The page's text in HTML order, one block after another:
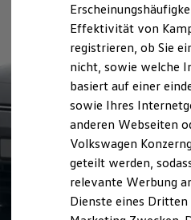
Batterie
Sicherheit
Garantie und
Nachhaltigkeit
Technologie
Kosten und Kauf
Verbrauchskosten
Kaufoptionen
E-Auto-
Software und
Die ID. Software 6
ID. Software
Digitale Extras
Schnittstellen
Effektivität von
registrieren, ob Sie
nicht, sowie welche
basiert auf einer
sowie Ihres
anderen Webseiten
Volkswagen
geteilt werden,
relevante Werbung
Dienste eines